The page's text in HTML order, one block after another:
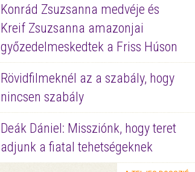
Konrád Zsuzsanna medvéje és
Kreif Zsuzsanna amazonjai
győzedelmeskedtek a Friss Húson
Rövidfilmeknél az a szabály, hogy
nincsen szabály
Deák Dániel: Missziónk, hogy teret
adjunk a fiatal tehetségeknek